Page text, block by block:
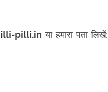
pilli.in या हमारा पता लिखें: